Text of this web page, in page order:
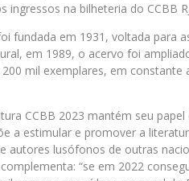
ingressos na bilheteria do CCBB
fundada em 1931, voltada para
em 1989, o acervo foi
mil exemplares, em
CCBB 2023 mantém seu
a estimular e promover a
autores lusófonos de outras
“se em 2022